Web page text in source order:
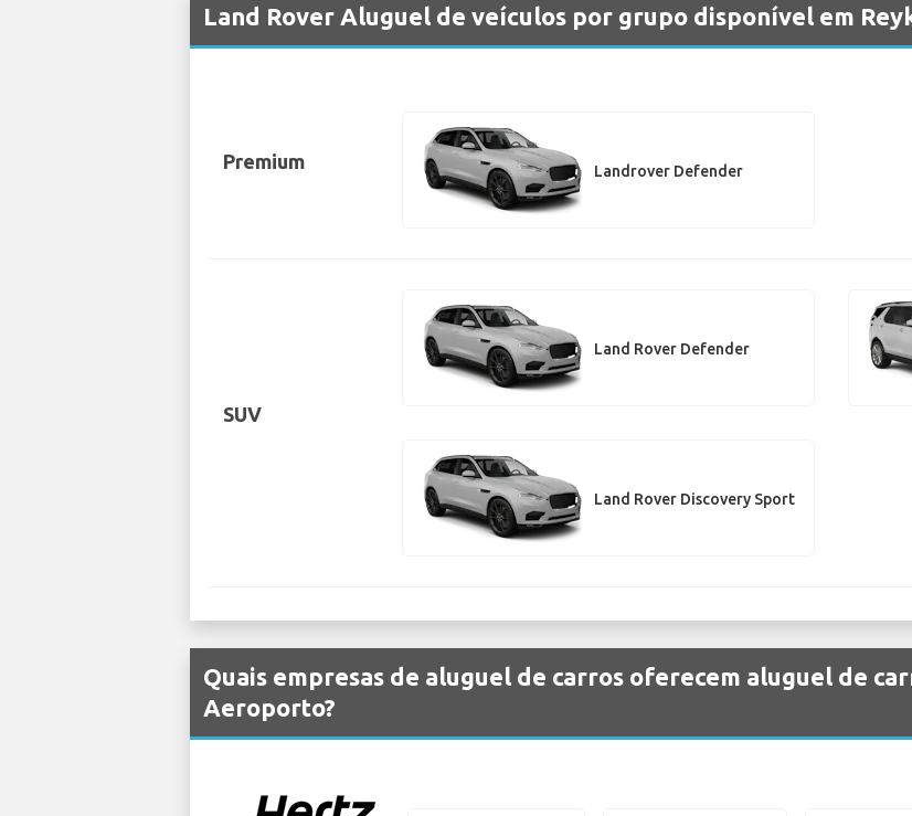
Land Rover Aluguel de veículos por grupo disponível em
Premium Landrover Defender
SUV
Land Rover Defender
Land Rover Discovery Sport
Quais empresas de aluguel de carros oferecem aluguel de
Aeroporto?